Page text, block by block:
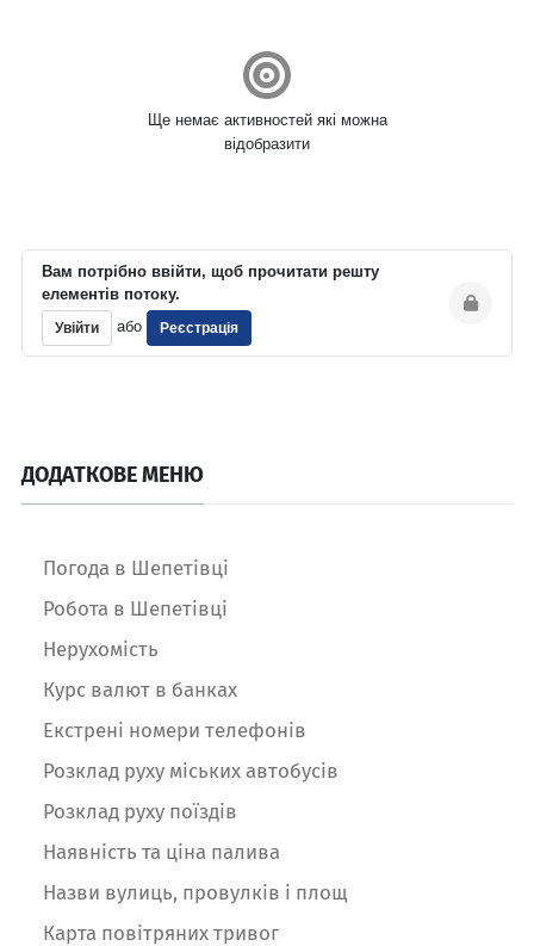
Ще немає активностей які можна
відобразити
Вам потрібно ввійти, щоб прочитати решту
елементів потоку.
Увійти або Реєстрація
ДОДАТКОВЕ МЕНЮ
Погода в Шепетівці
Робота в Шепетівці
Нерухомість
Курс валют в банках
Екстрені номери телефонів
Розклад руху міських автобусів
Розклад руху поїздів
Наявність та ціна палива
Назви вулиць, провулків і площ
Карта повітряних тривог